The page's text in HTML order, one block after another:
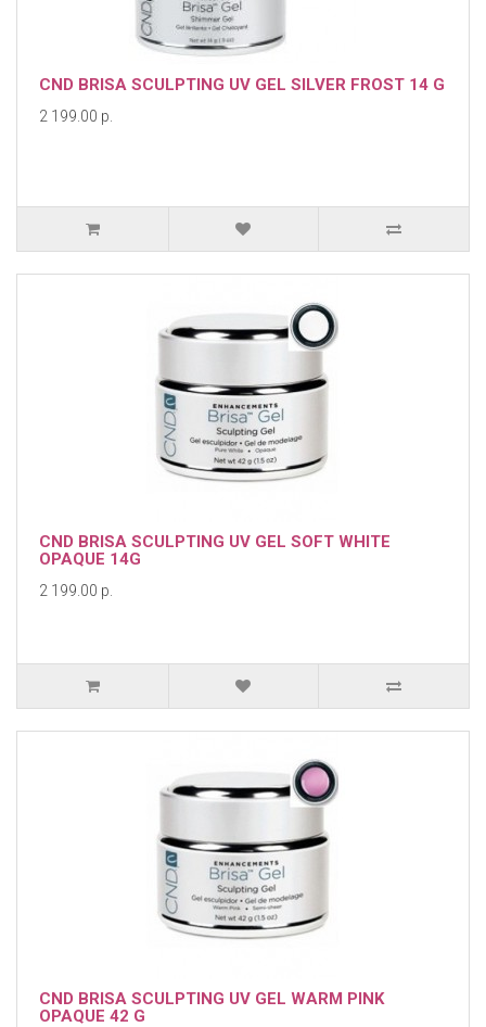
CND BRISA SCULPTING UV GEL SILVER FROST 14 G
2 199.00 р.
CND BRISA SCULPTING UV GEL SOFT WHITE
OPAQUE 14G
2 199.00 р.
CND BRISA SCULPTING UV GEL WARM PINK
OPAQUE 42 G